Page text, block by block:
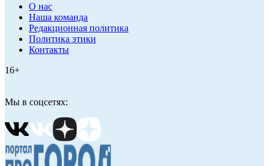
О нас
Наша команда
Редакционная политика
Политика этики
Контакты
16+
Мы в соцсетях: